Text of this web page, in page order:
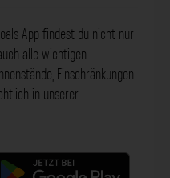
App findest du nicht nur
alle wichtigen
Einschränkungen
in unserer